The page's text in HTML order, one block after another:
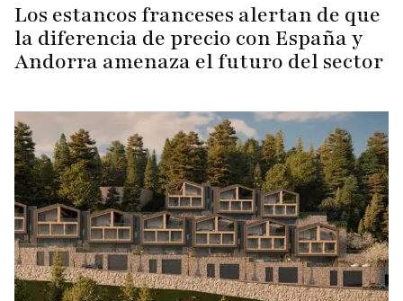
Los estancos franceses alertan de que
la diferencia de precio con España y
Andorra amenaza el futuro del sector